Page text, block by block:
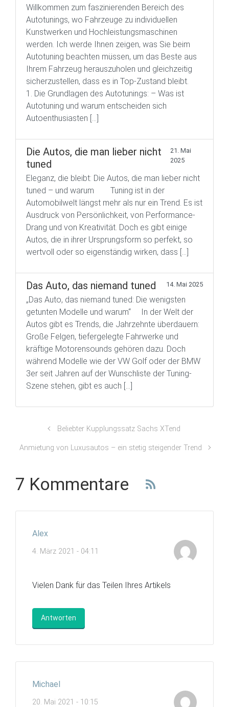
Willkommen zum faszinierenden Bereich des
Autotunings, wo Fahrzeuge zu individuellen
Kunstwerken und Hochleistungsmaschinen
werden. Ich werde Ihnen zeigen, was Sie beim
Autotuning beachten müssen, um das Beste aus
Ihrem Fahrzeug herauszuholen und gleichzeitig
sicherzustellen, dass es in Top-Zustand bleibt.
1. Die Grundlagen des Autotunings: – Was ist
Autotuning und warum entscheiden sich
Autoenthusiasten […]
Die Autos, die man lieber nicht
tuned
21. Mai
2025
Eleganz, die bleibt: Die Autos, die man lieber nicht
tuned – und warum Tuning ist in der
Automobilwelt längst mehr als nur ein Trend. Es ist
Ausdruck von Persönlichkeit, von Performance-
Drang und von Kreativität. Doch es gibt einige
Autos, die in ihrer Ursprungsform so perfekt, so
wertvoll oder so eigenständig wirken, dass […]
Das Auto, das niemand tuned 14. Mai 2025
„Das Auto, das niemand tuned: Die wenigsten
getunten Modelle und warum“ In der Welt der
Autos gibt es Trends, die Jahrzehnte überdauern:
Große Felgen, tiefergelegte Fahrwerke und
kräftige Motorensounds gehören dazu. Doch
während Modelle wie der VW Golf oder der BMW
3er seit Jahren auf der Wunschliste der Tuning-
Szene stehen, gibt es auch […]
Beliebter Kupplungssatz Sachs XTend
Anmietung von Luxusautos – ein stetig steigender Trend
7 Kommentare
Alex
4. März 2021 - 04:11
Vielen Dank für das Teilen Ihres Artikels
Antworten
Michael
20. Mai 2021 - 10:15